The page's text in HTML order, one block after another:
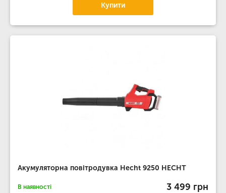
Купити
Акумуляторна повітродувка Hecht 9250 HECHT
В наявності 3 499 грн